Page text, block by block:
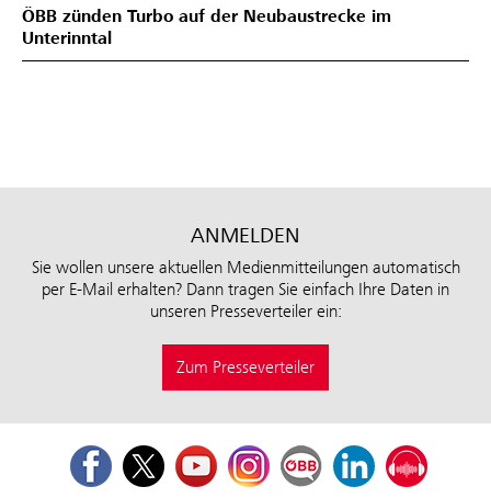
ÖBB zünden Turbo auf der Neubaustrecke im
Unterinntal
ANMELDEN
Sie wollen unsere aktuellen Medienmitteilungen automatisch
per E-Mail erhalten? Dann tragen Sie einfach Ihre Daten in
unseren Presseverteiler ein:
Zum Presseverteiler
FacebookTwitterYoutubeInstagramÖBB Corporate Blog
LinkedInPodcast